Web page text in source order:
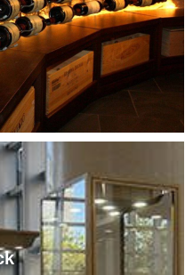
၊ ဒီဇိုင်းနှင့် အပူချိန်
ကျဖြစ်စေပါသည်။